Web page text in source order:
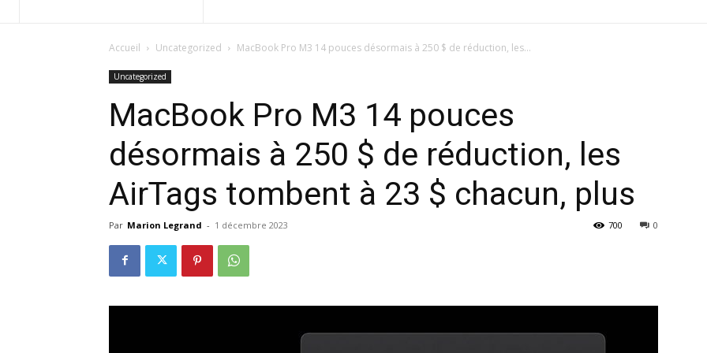
Accueil Uncategorized MacBook Pro M3 14 pouces désormais à 250 $ de réduction, les...
Uncategorized
MacBook Pro M3 14 pouces
désormais à 250 $ de réduction, les
AirTags tombent à 23 $ chacun, plus
Par Marion Legrand - 1 décembre 2023 0
700